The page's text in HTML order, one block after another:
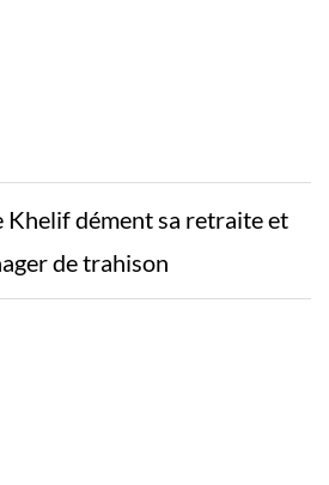
Khelif dément sa retraite et
de trahison